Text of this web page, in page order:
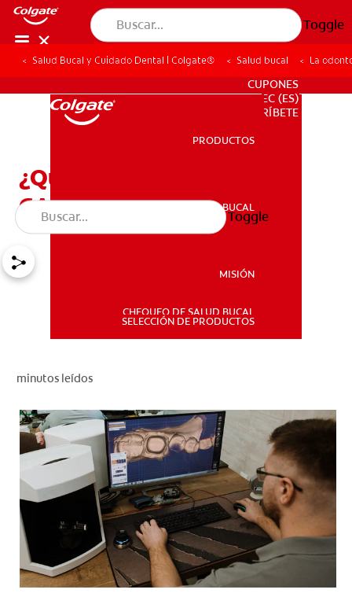
Toggle
SALUD BUCAL
PARA PROFESIONALES
CUPONES
SUSCRÍBETE
PARA PROFESIONALES
CUPONES
EC (ES)
SUSCRÍBETE
PRODUCTOS
SALUD BUCAL
MISIÓN
CHEQUEO DE SALUD BUCAL
SELECCIÓN DE PRODUCTOS
Toggle
Salud Bucal y Cuidado Dental | Colgate® Salud bucal La
¿Qué es la odontología
CAD/CAM?
minutos leídos